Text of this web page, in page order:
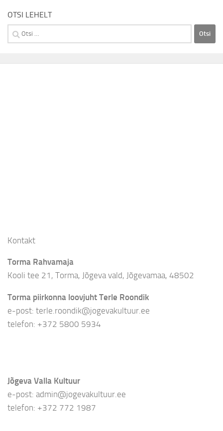
OTSI LEHELT
Otsi:
Kontakt
Torma Rahvamaja
Kooli tee 21, Torma, Jõgeva vald, Jõgevamaa, 48502
Torma piirkonna loovjuht Terle Roondik
e-post: terle.roondik@jogevakultuur.ee
telefon: +372 5800 5934
Jõgeva Valla Kultuur
e-post: admin@jogevakultuur.ee
telefon: +372 772 1987